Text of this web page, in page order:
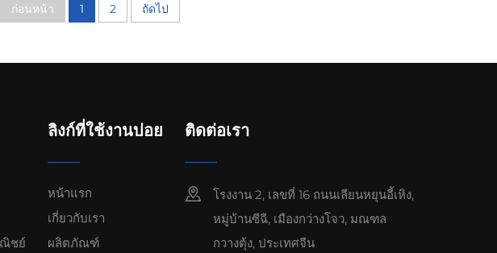
ก่อนหน้า 1 2 ถัดไป
ณิชย์
ลิงก์ที่ใช้งานบ่อย
หน้าแรก
เกี่ยวกับเรา
ผลิตภัณฑ์
ติดต่อเรา
โรงงาน 2, เลขที่ 16 ถนนเลียนหยุนอี้เหิง,
หมู่บ้านซีฉี, เมืองกว่างโจว, มณฑล
กวางตุ้ง, ประเทศจีน